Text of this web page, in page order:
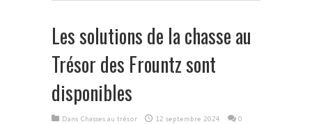
Les solutions de la chasse au
Trésor des Frountz sont
disponibles
Dans Chasses au trésor 12 septembre 2024 0